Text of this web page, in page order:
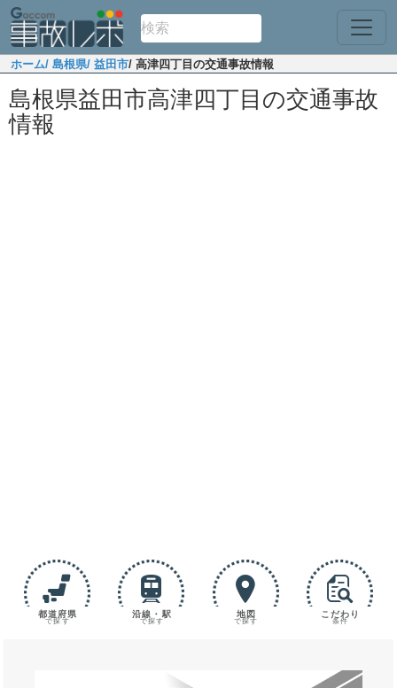
ホーム/ 島根県/ 益田市/ 高津四丁目の交通事故情報
島根県益田市高津四丁目の交通事故
情報
都道府県
で探す
沿線・駅
で探す
地図
で探す
こだわり
条件